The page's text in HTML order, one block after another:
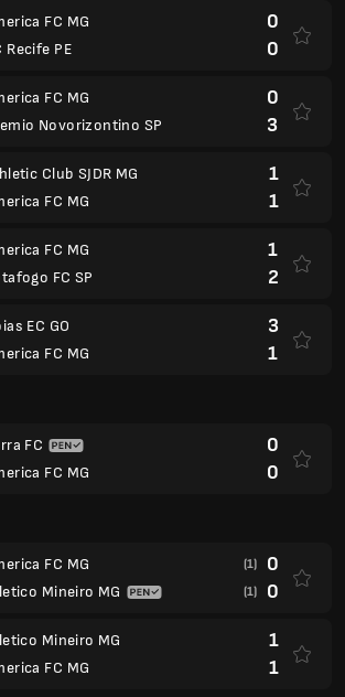
FC MG
Recife PE
0
0
FC MG
Novorizontino SP
0
3
Club SJDR MG
FC MG
1
1
FC MG
FC SP
1
2
EC GO
FC MG
3
1
FC
FC MG
0
0
FC MG
Mineiro MG
(1) 0
(1) 0
Mineiro MG
FC MG
1
1